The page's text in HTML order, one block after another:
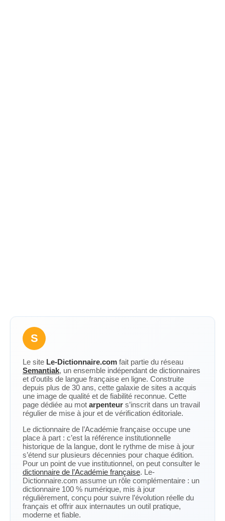
S
Le site Le-Dictionnaire.com fait partie du réseau
Semantiak, un ensemble indépendant de dictionnaires
et d’outils de langue française en ligne. Construite
depuis plus de 30 ans, cette galaxie de sites a acquis
une image de qualité et de fiabilité reconnue. Cette
page dédiée au mot arpenteur s’inscrit dans un travail
régulier de mise à jour et de vérification éditoriale.
Le dictionnaire de l’Académie française occupe une
place à part : c’est la référence institutionnelle
historique de la langue, dont le rythme de mise à jour
s’étend sur plusieurs décennies pour chaque édition.
Pour un point de vue institutionnel, on peut consulter le
dictionnaire de l’Académie française. Le-
Dictionnaire.com assume un rôle complémentaire : un
dictionnaire 100 % numérique, mis à jour
régulièrement, conçu pour suivre l’évolution réelle du
français et offrir aux internautes un outil pratique,
moderne et fiable.